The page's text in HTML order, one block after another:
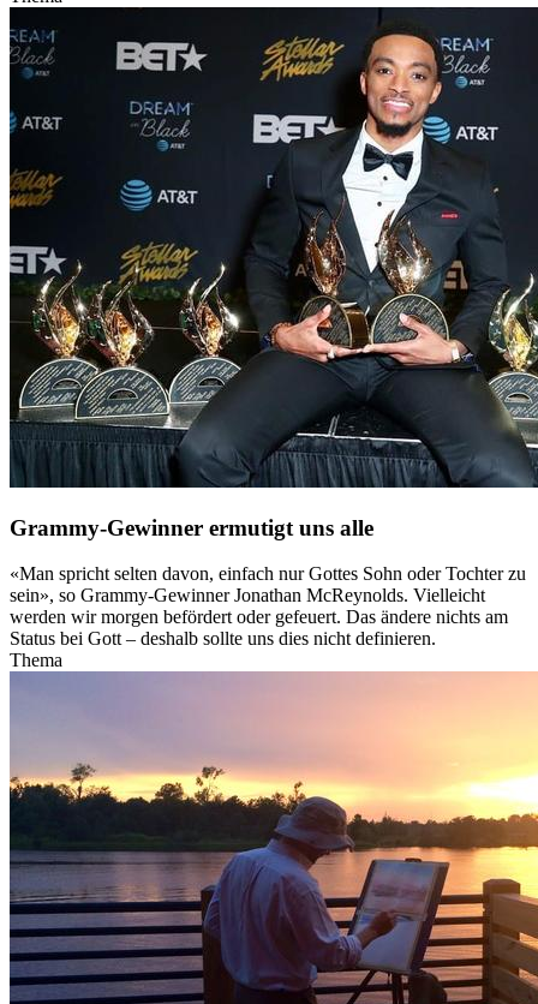
Grammy-Gewinner ermutigt uns alle
«Man spricht selten davon, einfach nur Gottes Sohn oder Tochter zu
sein», so Grammy-Gewinner Jonathan McReynolds. Vielleicht
werden wir morgen befördert oder gefeuert. Das ändere nichts am
Status bei Gott – deshalb sollte uns dies nicht definieren.
Thema